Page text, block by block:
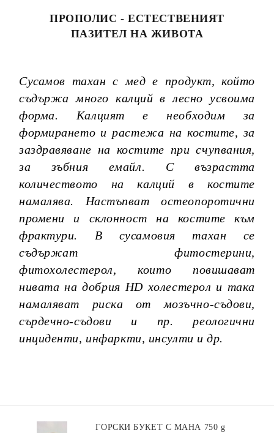
ПРОПОЛИС - ЕСТЕСТВЕНИЯТ
ПАЗИТЕЛ НА ЖИВОТА
Сусамов тахан с мед е продукт, който
съдържа много калций в лесно усвоима
форма. Калцият е необходим за
формирането и растежа на костите, за
заздравяване на костите при счупвания,
за зъбния емайл. С възрастта
количеството на калций в костите
намалява. Настъпват остеопоротични
промени и склонност на костите към
фрактури. В сусамовия тахан се
съдържат фитостерини,
фитохолестерол, които повишават
нивата на добрия HD холестерол и така
намаляват риска от мозъчно-съдови,
сърдечно-съдови и пр. реологични
инциденти, инфаркти, инсулти и др.
ГОРСКИ БУКЕТ С МАНА 750 g